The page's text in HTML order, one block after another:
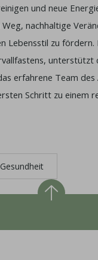
und neue
nachhaltige
Lebensstil zu fördern.
unterstützt
erfahrene Team des
Schritt zu einem
Gesundheit